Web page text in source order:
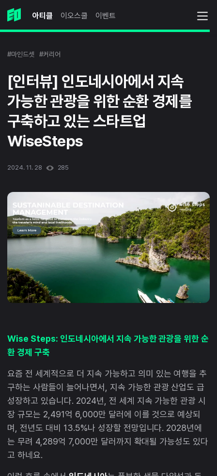
아티클 이오스쿨 이벤트
#마인드셋 #커리어
[인터뷰] 인도네시아에서 지속
가능한 관광을 위한 순환 경제를
구축하고 있는 스타트업
WiseSteps
2024. 11. 28 285
Wise Steps: 인도네시아에서 지속 가능한 관광을 위한 순
환 경제 구축
요즘 전 세계적으로 더 지속 가능하고 의미 있는 여행을 추
구하는 사람들이 늘어나면서, 지속 가능한 관광 산업도 급
성장하고 있습니다. 2024년, 전 세계 지속 가능한 관광 시
장 규모는 2,491억 6,000만 달러에 이를 것으로 예상되
며, 전년도 대비 13.5%나 성장할 전망입니다. 2028년에
는 무려 4,289억 7,000만 달러까지 확대될 가능성도 있다
고 하네요.